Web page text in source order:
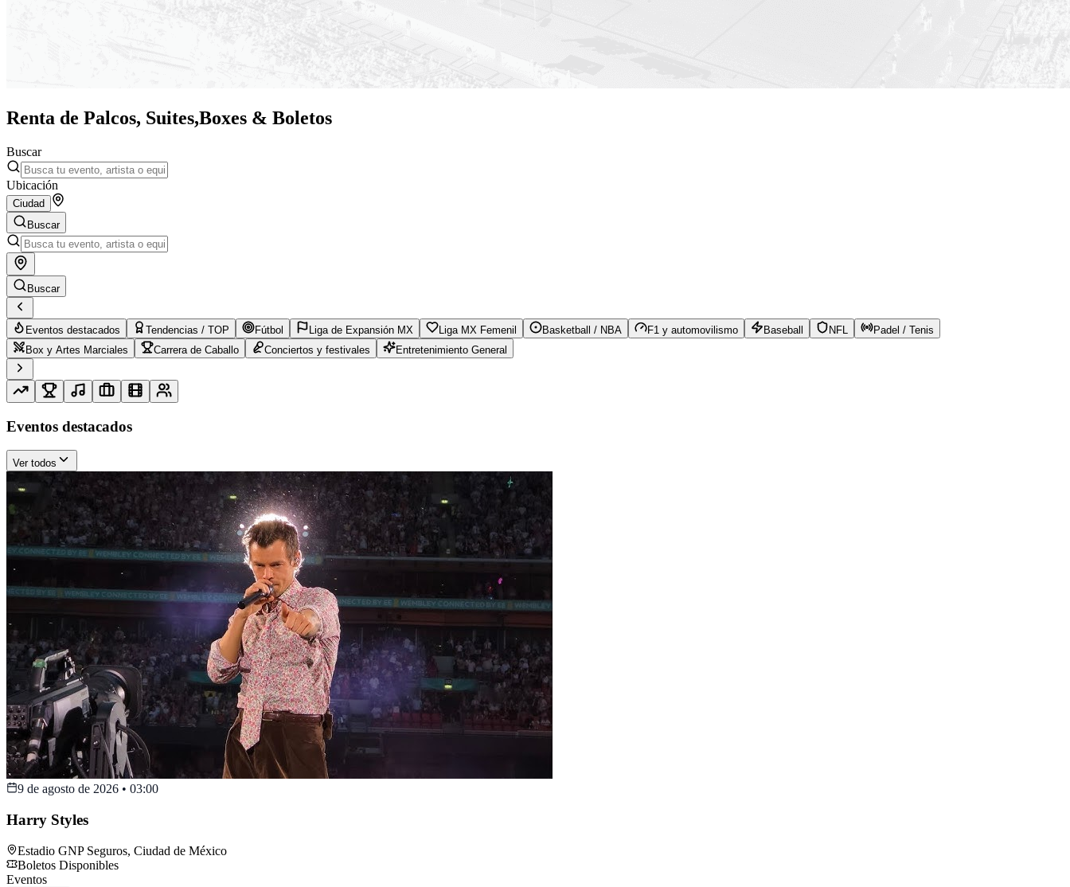
Renta de Palcos, Suites,Boxes & Boletos
Buscar
Ubicación
Ciudad
Buscar
Buscar
Eventos destacados Tendencias / TOP Fútbol Liga de Expansión MX Liga MX Femenil Basketball / NBA F1 y automovilismo Baseball NFL
Padel / Tenis
Box y Artes Marciales
Carrera de Caballo Conciertos y festivales Entretenimiento General
Eventos destacados
Ver todos
9 de agosto de 2026 • 03:00
Harry Styles
Estadio GNP Seguros, Ciudad de México
Boletos Disponibles
Eventos